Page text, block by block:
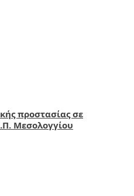
προστασίας σε
Μεσολογγίου